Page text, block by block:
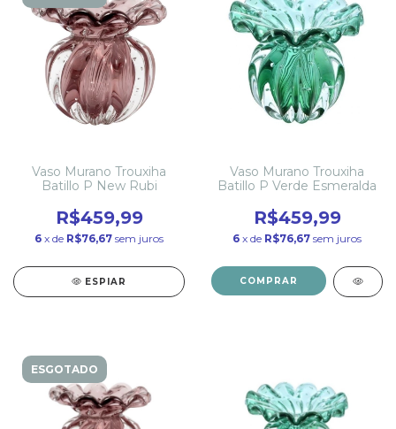
Vaso Murano Trouxiha
Batillo P New Rubi
R$459,99
6 x de R$76,67 sem juros
ESPIAR
Vaso Murano Trouxiha
Batillo P Verde Esmeralda
R$459,99
6 x de R$76,67 sem juros
COMPRAR
ESGOTADO